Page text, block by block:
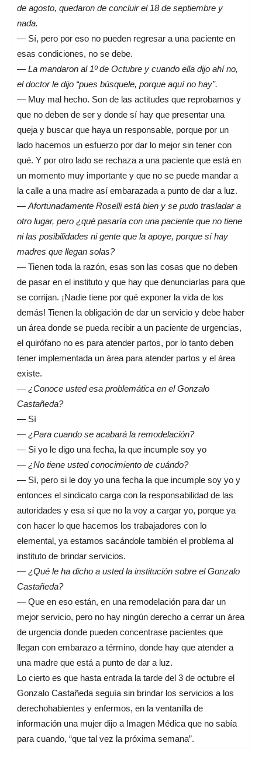
de agosto, quedaron de concluir el 18 de septiembre y
nada.
— Sí, pero por eso no pueden regresar a una paciente en
esas condiciones, no se debe.
— La mandaron al 1º de Octubre y cuando ella dijo ahí no,
el doctor le dijo “pues búsquele, porque aquí no hay”.
— Muy mal hecho. Son de las actitudes que reprobamos y
que no deben de ser y donde sí hay que presentar una
queja y buscar que haya un responsable, porque por un
lado hacemos un esfuerzo por dar lo mejor sin tener con
qué. Y por otro lado se rechaza a una paciente que está en
un momento muy importante y que no se puede mandar a
la calle a una madre así embarazada a punto de dar a luz.
— Afortunadamente Roselli está bien y se pudo trasladar a
otro lugar, pero ¿qué pasaría con una paciente que no tiene
ni las posibilidades ni gente que la apoye, porque sí hay
madres que llegan solas?
— Tienen toda la razón, esas son las cosas que no deben
de pasar en el instituto y que hay que denunciarlas para que
se corrijan. ¡Nadie tiene por qué exponer la vida de los
demás! Tienen la obligación de dar un servicio y debe haber
un área donde se pueda recibir a un paciente de urgencias,
el quirófano no es para atender partos, por lo tanto deben
tener implementada un área para atender partos y el área
existe.
— ¿Conoce usted esa problemática en el Gonzalo
Castañeda?
— Sí
— ¿Para cuando se acabará la remodelación?
— Si yo le digo una fecha, la que incumple soy yo
— ¿No tiene usted conocimiento de cuándo?
— Sí, pero si le doy yo una fecha la que incumple soy yo y
entonces el sindicato carga con la responsabilidad de las
autoridades y esa sí que no la voy a cargar yo, porque ya
con hacer lo que hacemos los trabajadores con lo
elemental, ya estamos sacándole también el problema al
instituto de brindar servicios.
— ¿Qué le ha dicho a usted la institución sobre el Gonzalo
Castañeda?
— Que en eso están, en una remodelación para dar un
mejor servicio, pero no hay ningún derecho a cerrar un área
de urgencia donde pueden concentrase pacientes que
llegan con embarazo a término, donde hay que atender a
una madre que está a punto de dar a luz.
Lo cierto es que hasta entrada la tarde del 3 de octubre el
Gonzalo Castañeda seguía sin brindar los servicios a los
derechohabientes y enfermos, en la ventanilla de
información una mujer dijo a Imagen Médica que no sabía
para cuando, “que tal vez la próxima semana”.